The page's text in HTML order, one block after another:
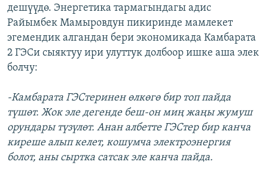
дешүүдө. Энергетика тармагындагы адис
Райымбек Мамыровдун пикиринде мамлекет
эгемендик алгандан бери экономикада Камбарата
2 ГЭСи сыяктуу ири улуттук долбоор ишке аша элек
болчу:
-Камбарата ГЭСтеринен өлкөгө бир топ пайда
түшөт. Жок эле дегенде беш-он миң жаңы жумуш
орундары түзүлөт. Анан албетте ГЭСтер бир канча
киреше алып келет, кошумча электроэнергия
болот, аны сыртка сатсак эле канча пайда.